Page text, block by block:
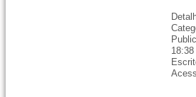
18:38